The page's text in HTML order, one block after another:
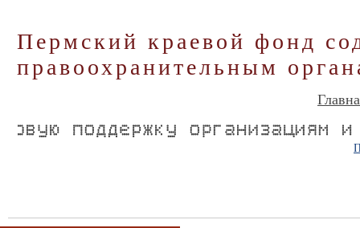
Пермский краевой фонд
правоохранительным